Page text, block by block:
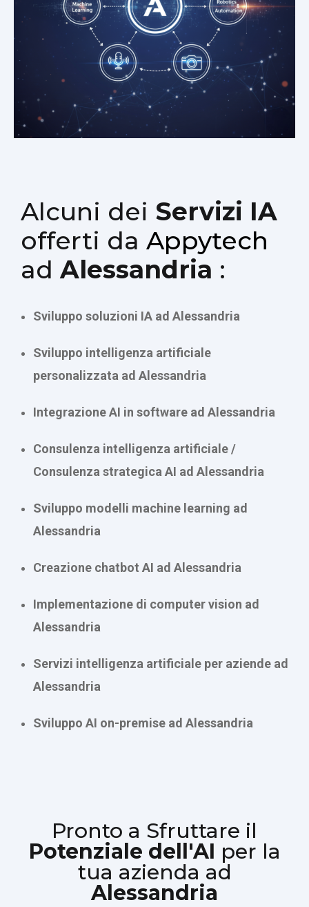
Alcuni dei Servizi IA
offerti da Appytech
adAlessandria :
Sviluppo soluzioni IA ad Alessandria
Sviluppo intelligenza artificiale
personalizzata ad Alessandria
Integrazione AI in software ad Alessandria
Consulenza intelligenza artificiale /
Consulenza strategica AI ad Alessandria
Sviluppo modelli machine learning ad
Alessandria
Creazione chatbot AI ad Alessandria
Implementazione di computer vision ad
Alessandria
Servizi intelligenza artificiale per aziende ad
Alessandria
Sviluppo AI on-premise ad Alessandria
Pronto a Sfruttare il
Potenziale dell'AI per la
tua azienda ad
Alessandria